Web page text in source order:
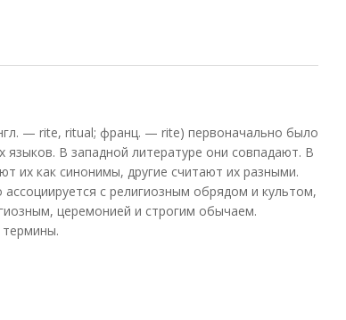
— rite, ritual; франц. — rite) первоначально было
языков. В западной литературе они совпадают. В
их как синонимы, другие считают их разными.
с религиозным обрядом и культом,
церемонией и строгим обычаем.